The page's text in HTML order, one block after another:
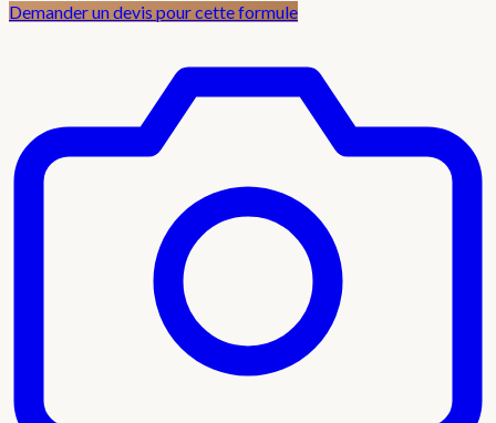
Demander un devis pour cette formule